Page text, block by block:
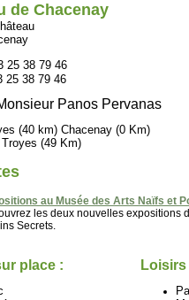
de Chacenay
25 38 79 46
25 38 79 46
Panos Pervanas
(40 km) Chacenay (0 Km)
Troyes (49 Km)
au Musée des Arts Naïfs et
les deux nouvelles expositions
Secrets.
place :